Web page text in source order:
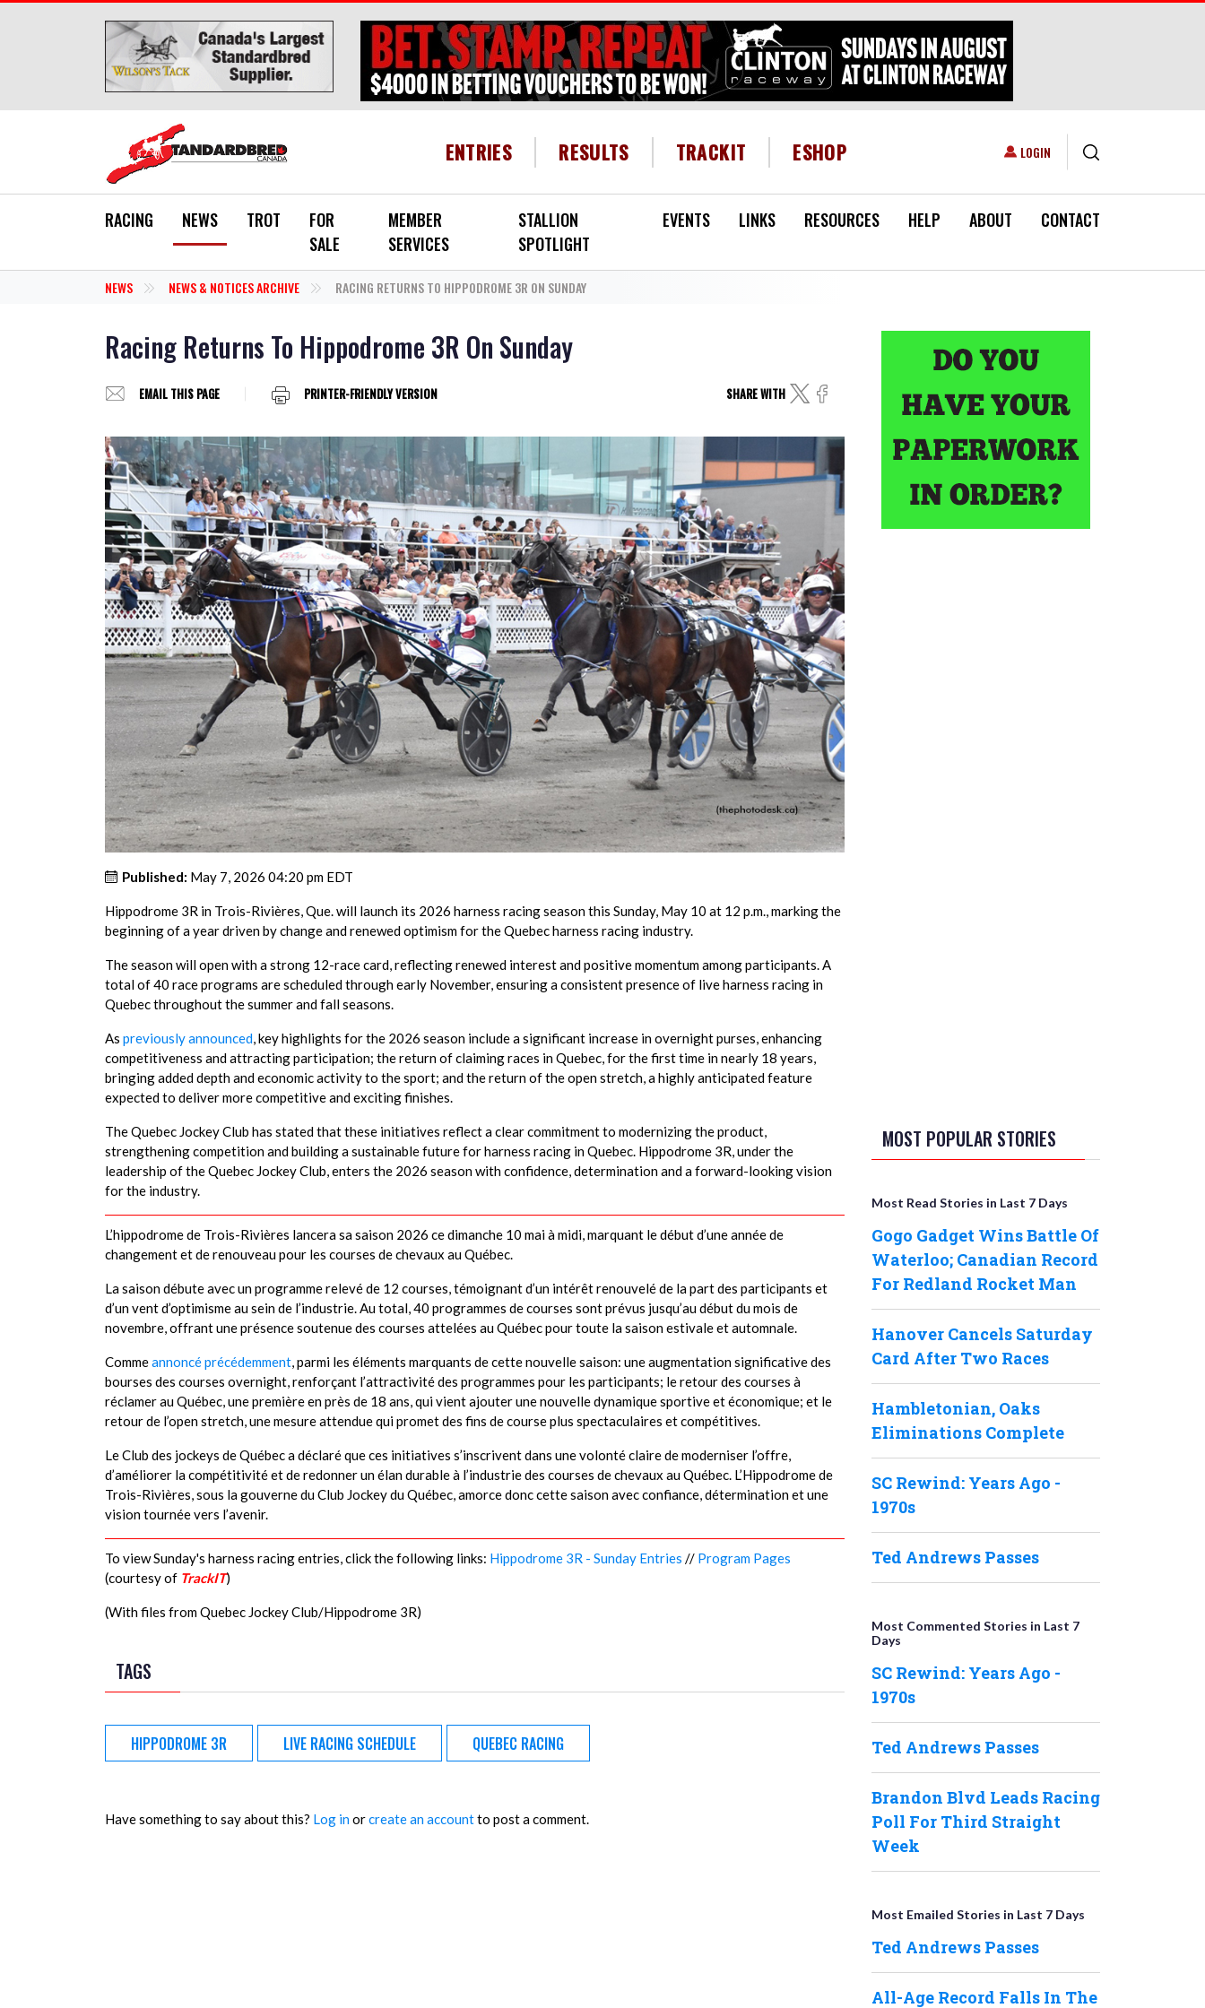
HEADER MENU
ENTRIES RESULTS TRACKIT ESHOP USER ACCOUNT MENU
LOGIN
RACING NEWS TROT
FOR
SALE
MEMBER
SERVICES
STALLION
SPOTLIGHT
EVENTS LINKS RESOURCES HELP ABOUT CONTACT
NEWS NEWS & NOTICES ARCHIVE RACING RETURNS TO HIPPODROME 3R ON SUNDAY
Racing Returns To Hippodrome 3R On Sunday
EMAIL THIS PAGE PRINTER-FRIENDLY VERSION SHARE WITH
Published: May 7, 2026 04:20 pm EDT
Hippodrome 3R in Trois-Rivières, Que. will launch its 2026 harness racing season this Sunday, May 10 at 12 p.m., marking the
beginning of a year driven by change and renewed optimism for the Quebec harness racing industry.
The season will open with a strong 12-race card, reflecting renewed interest and positive momentum among participants. A
total of 40 race programs are scheduled through early November, ensuring a consistent presence of live harness racing in
Quebec throughout the summer and fall seasons.
As previously announced, key highlights for the 2026 season include a significant increase in overnight purses, enhancing
competitiveness and attracting participation; the return of claiming races in Quebec, for the first time in nearly 18 years,
bringing added depth and economic activity to the sport; and the return of the open stretch, a highly anticipated feature
expected to deliver more competitive and exciting finishes.
The Quebec Jockey Club has stated that these initiatives reflect a clear commitment to modernizing the product,
strengthening competition and building a sustainable future for harness racing in Quebec. Hippodrome 3R, under the
leadership of the Quebec Jockey Club, enters the 2026 season with confidence, determination and a forward-looking vision
for the industry.
L’hippodrome de Trois-Rivières lancera sa saison 2026 ce dimanche 10 mai à midi, marquant le début d’une année de
changement et de renouveau pour les courses de chevaux au Québec.
La saison débute avec un programme relevé de 12 courses, témoignant d’un intérêt renouvelé de la part des participants et
d’un vent d’optimisme au sein de l’industrie. Au total, 40 programmes de courses sont prévus jusqu’au début du mois de
novembre, offrant une présence soutenue des courses attelées au Québec pour toute la saison estivale et automnale.
Commeannoncé précédemment, parmi les éléments marquants de cette nouvelle saison: une augmentation significative des
bourses des courses overnight, renforçant l’attractivité des programmes pour les participants; le retour des courses à
réclamer au Québec, une première en près de 18 ans, qui vient ajouter une nouvelle dynamique sportive et économique; et le
retour de l’open stretch, une mesure attendue qui promet des fins de course plus spectaculaires et compétitives.
Le Club des jockeys de Québec a déclaré que ces initiatives s’inscrivent dans une volonté claire de moderniser l’offre,
d’améliorer la compétitivité et de redonner un élan durable à l’industrie des courses de chevaux au Québec. L’Hippodrome de
Trois-Rivières, sous la gouverne du Club Jockey du Québec, amorce donc cette saison avec confiance, détermination et une
vision tournée vers l’avenir.
To view Sunday's harness racing entries, click the following links: Hippodrome 3R - Sunday Entries // Program Pages
(courtesy of TrackIT)
(With files from Quebec Jockey Club/Hippodrome 3R)
TAGS
HIPPODROME 3R LIVE RACING SCHEDULE QUEBEC RACING
Have something to say about this? Log inorcreate an accountto post a comment.
MOST POPULAR STORIES
Most Read Stories in Last 7 Days
Gogo Gadget Wins Battle Of
Waterloo; Canadian Record
For Redland Rocket Man
Hanover Cancels Saturday
Card After Two Races
Hambletonian, Oaks
Eliminations Complete
SC Rewind: Years Ago -
1970s
Ted Andrews Passes
Most Commented Stories in Last 7
Days
SC Rewind: Years Ago -
1970s
Ted Andrews Passes
Brandon Blvd Leads Racing
Poll For Third Straight
Week
Most Emailed Stories in Last 7 Days
Ted Andrews Passes
All-Age Record Falls In The